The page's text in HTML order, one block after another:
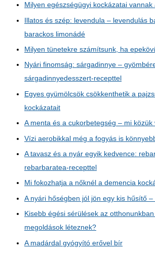
Milyen egészségügyi kockázatai
Illatos és szép: levendula – levendulás
barackos limonádé
Milyen tünetekre számítsunk, ha
Nyári finomság: sárgadinnye –
sárgadinnyedesszert-recepttel
Egyes gyümölcsök csökkenthetik a
kockázatait
A menta és a cukorbetegség – mi
Vízi aerobikkal még a fogyás is
A tavasz és a nyár egyik kedvence:
rebarbaratea-recepttel
Mi fokozhatja a nőknél a demencia
A nyári hőségben jól jön egy kis hűsítő
Kisebb égési sérülések az
megoldások léteznek?
A madárdal gyógyító erővel bír